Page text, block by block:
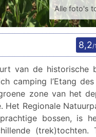
Alle foto's
8,2/
van de historische
camping l’Etang des
zone van het
Het Regionale
bossen, is
(trek)tochten.